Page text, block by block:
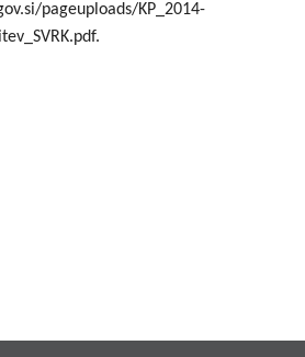
pageuploads/KP_2014-